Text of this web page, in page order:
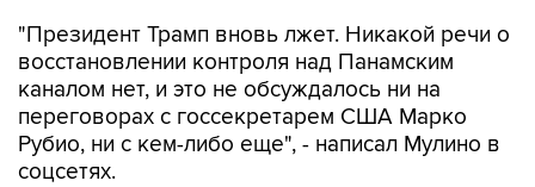
"Президент Трамп вновь лжет. Никакой речи о
восстановлении контроля над Панамским
каналом нет, и это не обсуждалось ни на
переговорах с госсекретарем США Марко
Рубио, ни с кем-либо еще", - написал Мулино в
соцсетях.